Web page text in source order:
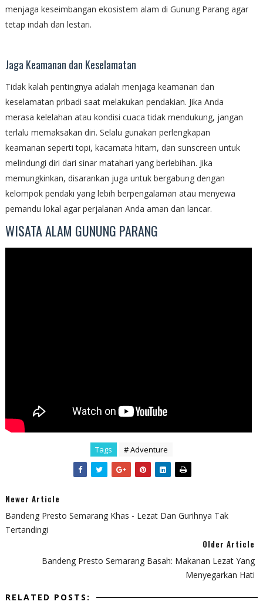
menjaga keseimbangan ekosistem alam di Gunung Parang agar
tetap indah dan lestari.
Jaga Keamanan dan Keselamatan
Tidak kalah pentingnya adalah menjaga keamanan dan
keselamatan pribadi saat melakukan pendakian. Jika Anda
merasa kelelahan atau kondisi cuaca tidak mendukung, jangan
terlalu memaksakan diri. Selalu gunakan perlengkapan
keamanan seperti topi, kacamata hitam, dan sunscreen untuk
melindungi diri dari sinar matahari yang berlebihan. Jika
memungkinkan, disarankan juga untuk bergabung dengan
kelompok pendaki yang lebih berpengalaman atau menyewa
pemandu lokal agar perjalanan Anda aman dan lancar.
WISATA ALAM GUNUNG PARANG
Tags # Adventure
Newer Article
Bandeng Presto Semarang Khas - Lezat Dan Gurihnya Tak
Tertandingi
Older Article
Bandeng Presto Semarang Basah: Makanan Lezat Yang
Menyegarkan Hati
RELATED POSTS: